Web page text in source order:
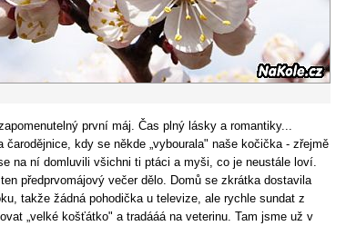
první máj. Čas plný lásky a romantiky...
čarodějnice, kdy se někde „vybourala" naše kočička - zřejmě
na ní domluvili všichni ti ptáci a myši, co je neustále loví.
předprvomájový večer dělo. Domů se zkrátka dostavila
takže žádná pohodička u televize, ale rychle sundat z
„velké košťátko" a tradááá na veterinu. Tam jsme už v